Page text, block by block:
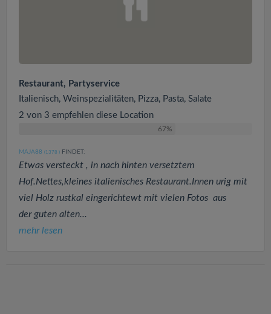
Restaurant, Partyservice
Italienisch, Weinspezialitäten, Pizza, Pasta, Salate
2 von 3 empfehlen diese Location
67%
MAJA88 (1378 ) FINDET:
Etwas versteckt , in nach hinten versetztem
Hof.Nettes,kleines italienisches Restaurant.Innen urig mit
viel Holz rustkal eingerichtewt mit vielen Fotos aus
der guten alten...
mehr lesen